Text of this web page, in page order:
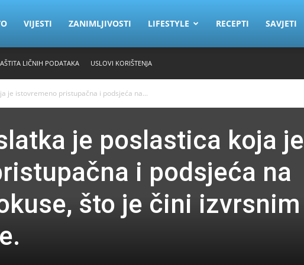
VIJESTI ZANIMLJIVOSTI LIFESTYLE RECEPTI SAVJETI
LIČNIH PODATAKA USLOVI KORIŠTENJA
je istovremeno pristupačna i podsjeća na...
je poslastica koja je
i podsjeća na
što je čini izvrsnim